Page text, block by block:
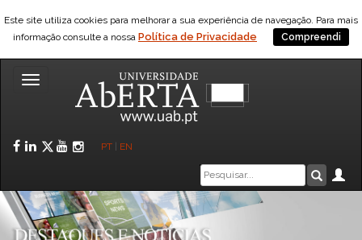
Este site utiliza cookies para melhorar a sua experiência de navegação. Para mais
informação consulte a nossa Política de Privacidade Compreendi
Toggle
Facebook
LinkedIn
Twitter
YouTube
Instagram
PT EN
Caixa
de
pesquisa